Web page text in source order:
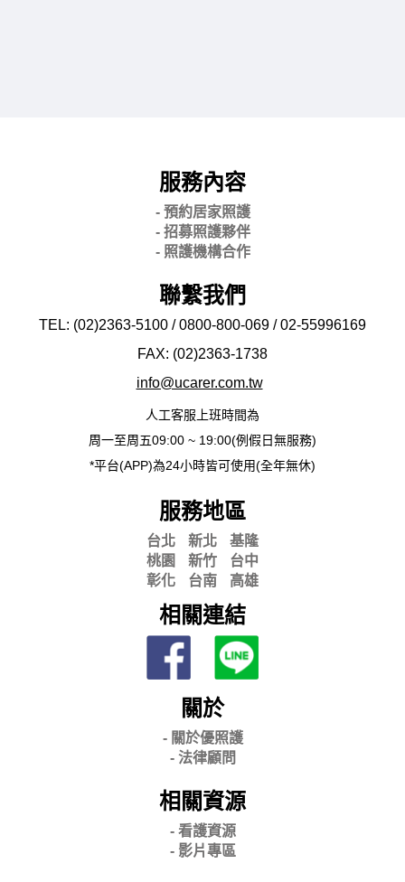
服務內容
- 預約居家照護
- 招募照護夥伴
- 照護機構合作
聯繫我們
TEL: (02)2363-5100 / 0800-800-069 / 02-55996169
FAX: (02)2363-1738
info@ucarer.com.tw
人工客服上班時間為
周一至周五09:00 ~ 19:00(例假日無服務)
*平台(APP)為24小時皆可使用(全年無休)
服務地區
台北 新北
基隆
桃園
新竹
台中
彰化
台南 高雄
相關連結
關於
- 關於優照護
- 法律顧問
相關資源
- 看護資源
- 影片專區